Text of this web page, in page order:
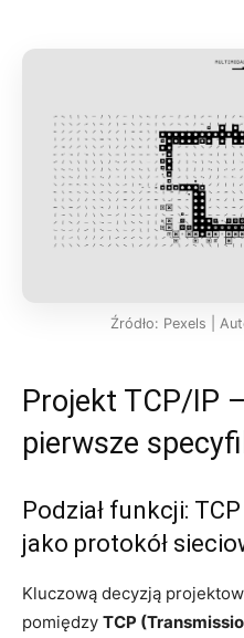
Źródło: Pexels |
Projekt TCP/IP
pierwsze
Podział funkcji:
jako protokół
Kluczową decyzją
pomiędzy TCP